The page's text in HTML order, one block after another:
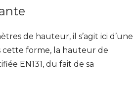
de hauteur, il s’agit ici d’une
cette forme, la hauteur de
EN131, du fait de sa